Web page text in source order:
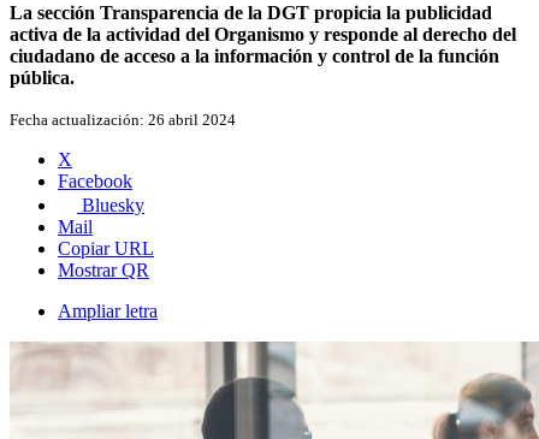
La sección Transparencia de la DGT propicia la publicidad
activa de la actividad del Organismo y responde al derecho del
ciudadano de acceso a la información y control de la función
pública.
Fecha actualización: 26 abril 2024
X
Facebook
Bluesky
Mail
Copiar URL
Mostrar QR
Ampliar letra